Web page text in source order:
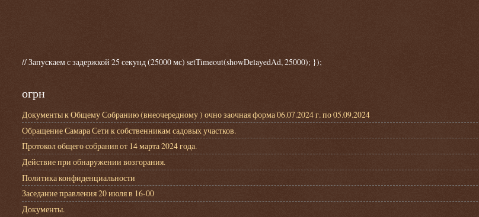
// Запускаем с задержкой 25 секунд (25000 мс) setTimeout(showDelayedAd, 25000); });
огрн
Документы к Общему Собранию (внеочередному ) очно заочная форма 06.07.2024 г. по 05.09.2024
Обращение Самара Сети к собственникам садовых участков.
Протокол общего собрания от 14 марта 2024 года.
Действие при обнаружении возгорания.
Политика конфиденциальности
Заседание правления 20 июля в 16-00
Документы.